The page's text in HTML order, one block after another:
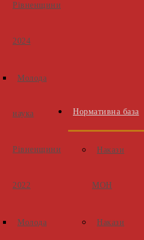
Рівненщини
2024
Молода
наука
Рівненщини
2022
Молода
Нормативна база
Накази
МОН
Накази